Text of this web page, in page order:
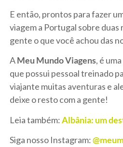
E então, prontos para fazer
viagem a Portugal sobre duas
gente o que você achou das
AMeu Mundo Viagens, é
que possui pessoal treinado
viajante muitas aventuras e
deixe o resto com a gente!
Leia também:Albânia: um
Siga nosso Instagram: